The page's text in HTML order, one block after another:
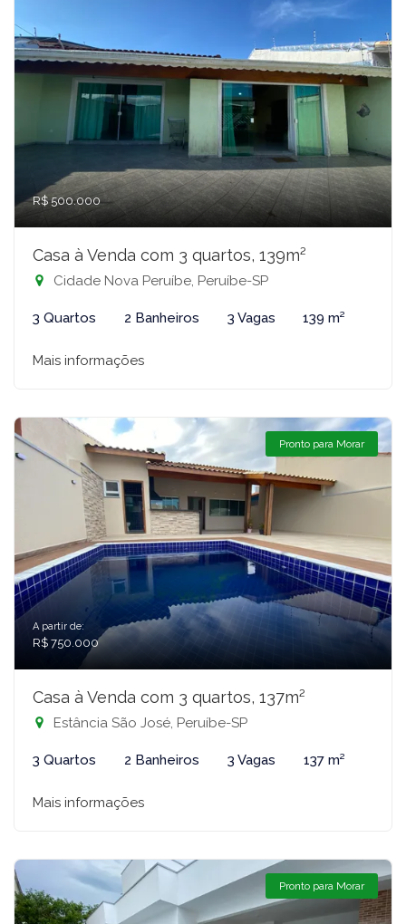
R$ 500.000
Casa à Venda com 3 quartos, 139m²
Cidade Nova Peruíbe, Peruíbe-SP
3 Quartos 2 Banheiros 3 Vagas 139 m²
Mais informações
Pronto para Morar
A partir de:
R$ 750.000
Casa à Venda com 3 quartos, 137m²
Estância São José, Peruíbe-SP
3 Quartos 2 Banheiros 3 Vagas 137 m²
Mais informações
Pronto para Morar